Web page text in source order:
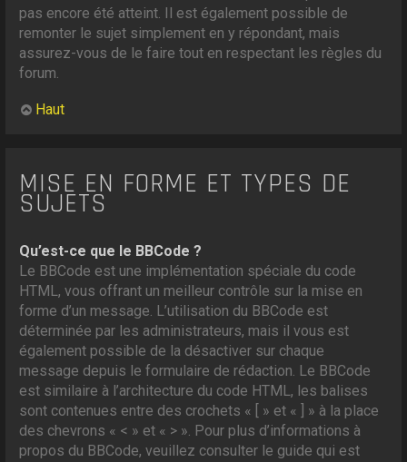
pas encore été atteint. Il est également possible de
remonter le sujet simplement en y répondant, mais
assurez-vous de le faire tout en respectant les règles du
forum.
Haut
MISE EN FORME ET TYPES DE
SUJETS
Qu’est-ce que le BBCode ?
Le BBCode est une implémentation spéciale du code
HTML, vous offrant un meilleur contrôle sur la mise en
forme d’un message. L’utilisation du BBCode est
déterminée par les administrateurs, mais il vous est
également possible de la désactiver sur chaque
message depuis le formulaire de rédaction. Le BBCode
est similaire à l’architecture du code HTML, les balises
sont contenues entre des crochets « [ » et « ] » à la place
des chevrons « < » et « > ». Pour plus d’informations à
propos du BBCode, veuillez consulter le guide qui est